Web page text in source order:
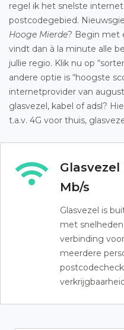
regel ik het snelste
postcodegebied.
Hooge Mierde? Begin met
vindt dan à la minute alle
jullie regio. Klik nu op
andere optie is “hoogste
internetprovider van
glasvezel, kabel of adsl?
t.a.v. 4G voor thuis,
Mb/s
Glasvezel is
met
verbinding
meerdere